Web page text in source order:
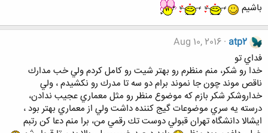
باشيم
atp2
Aug 10, 2016
فداي تو
خدا رو شكر، منم منظرم رو بهتر شيت رو كامل كردم ولي خب مدارك
ناقص موند چون جا نموند برام دو سه تا مدرك رو نكشيدم ، ولي
خداروشكر شكر بازم كه موضوع منظر رو مثل معماري عجيب ندادن،
درسته يه سري موضوعات گيج كننده داشت ولي از معماري بهتر بود ،
ايشالا دانشگاه تهران قبولي دوست تك رقمي من، برا منم دعا كن رتبم